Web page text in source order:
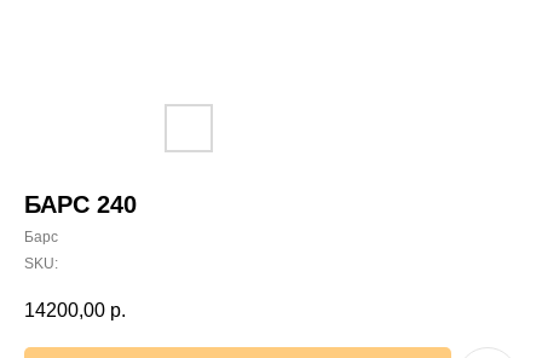
БАРС 240
Барс
SKU:
14200,00 р.